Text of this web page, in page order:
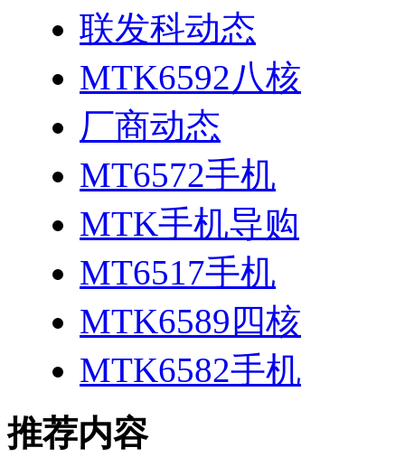
联发科动态
MTK6592八核
厂商动态
MT6572手机
MTK手机导购
MT6517手机
MTK6589四核
MTK6582手机
推荐内容